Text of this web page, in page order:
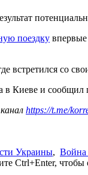
поездку
встретился со
в Киеве и сообщил
https://t.me/
Украины, Война
Ctrl+Enter, чтобы